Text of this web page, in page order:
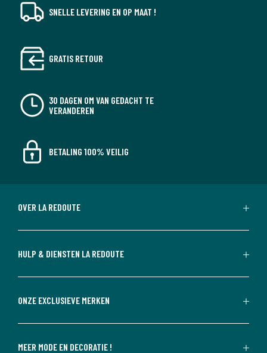
SNELLE LEVERING EN OP MAAT !
GRATIS RETOUR
30 DAGEN OM VAN GEDACHT TE
VERANDEREN
BETALING 100% VEILIG
OVER LA REDOUTE
HULP & DIENSTEN LA REDOUTE
ONZE EXCLUSIEVE MERKEN
MEER MODE EN DECORATIE !